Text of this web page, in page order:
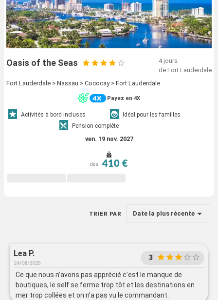
Oasis of the Seas
4 jours
de Fort Lauderdale
Fort Lauderdale > Nassau > Cococay > Fort Lauderdale
Payez en 4X
Activités à bord incluses
Idéal pour les familles
Pension complète
ven. 19 nov. 2027
dès 410 €
TRIER PAR Date la plus récente
Lea P.
24/08/2025
3
Ce que nous n’avons pas apprécié c’est le manque de
boutiques, le self se ferme trop tôt et les destinations en
mer trop collées et on n’a pas vu le commandant.